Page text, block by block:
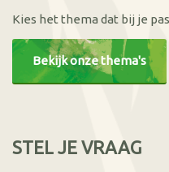
Kies het thema dat bij je
Bekijk onze thema's
STEL JE VRAAG